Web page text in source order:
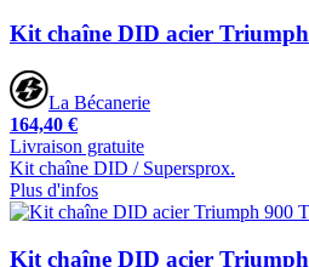
Kit chaîne DID acier
La Bécanerie
164,40 €
Livraison gratuite
Kit chaîne DID / Supersprox.
Plus d'infos
Kit chaîne DID acier